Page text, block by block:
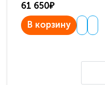
61 650₽
В корзину